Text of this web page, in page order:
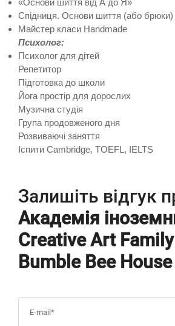
Спідниця. Основи шиття (або брюки)
Майстер класи Handmade
Психолог:
Психолог для дітей
Репетитор
Підготовка до школи
Йога простір для дорослих
Музична студія
Група продовженого дня
Розвиваючі заняття
Іспити Cambridge, TOEFL, IELTS
Залишіть відгук
Академія
Creative Art
Bumble Bee House